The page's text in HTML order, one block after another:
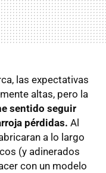
las expectativas
altas, pero la
sentido seguir
pérdidas. Al
a lo largo
(y adinerados
con un modelo